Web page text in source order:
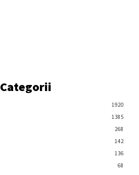
Categorii
1920
1385
268
142
136
68